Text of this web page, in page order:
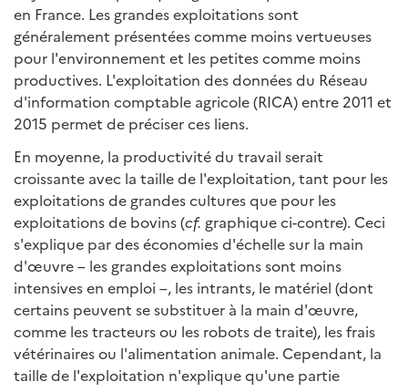
en France. Les grandes exploitations sont
généralement présentées comme moins vertueuses
pour l'environnement et les petites comme moins
productives. L'exploitation des données du Réseau
d'information comptable agricole (RICA) entre 2011 et
2015 permet de préciser ces liens.
En moyenne, la productivité du travail serait
croissante avec la taille de l'exploitation, tant pour les
exploitations de grandes cultures que pour les
exploitations de bovins (cf. graphique ci-contre). Ceci
s'explique par des économies d'échelle sur la main
d'œuvre – les grandes exploitations sont moins
intensives en emploi –, les intrants, le matériel (dont
certains peuvent se substituer à la main d'œuvre,
comme les tracteurs ou les robots de traite), les frais
vétérinaires ou l'alimentation animale. Cependant, la
taille de l'exploitation n'explique qu'une partie